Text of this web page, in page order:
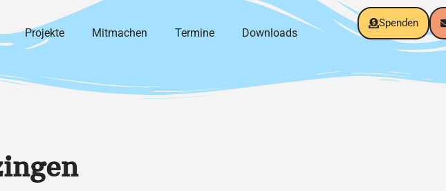
Projekte Mitmachen Termine Downloads
Spenden